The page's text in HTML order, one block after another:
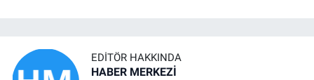
EDITÖR HAKKINDA
HABER MERKEZİ